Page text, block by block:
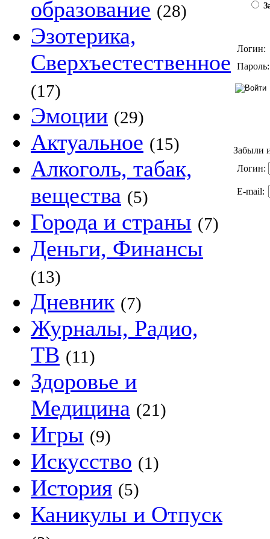
образование (28)
Эзотерика,
Сверхъестественное
(17)
Эмоции (29)
Актуальное (15)
Алкоголь, табак,
вещества (5)
Города и страны (7)
Деньги, Финансы
(13)
Дневник (7)
Журналы, Радио,
ТВ (11)
Здоровье и
Медицина (21)
Игры (9)
Искусство (1)
История (5)
Каникулы и Отпуск
Логин:
Пароль:
Забыли
Логин:
E-mail: